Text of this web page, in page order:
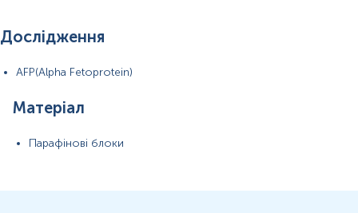
Дослідження
AFP(Alpha Fetoprotein)
Матеріал
Парафінові блоки